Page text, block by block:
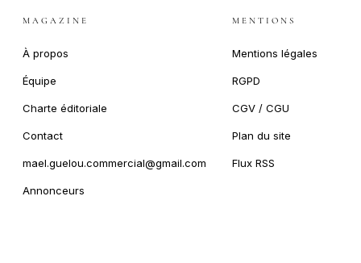
MAGAZINE
À propos
Équipe
Charte éditoriale
Contact
mael.guelou.commercial@gmail.com
Annonceurs
MENTIONS
Mentions légales
RGPD
CGV / CGU
Plan du site
Flux RSS